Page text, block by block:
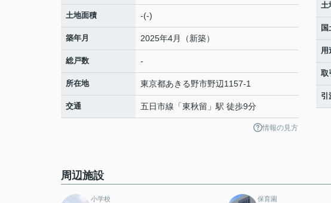
土地面積 -(-)
築年月 2025年4月（新築）
総戸数 -
所在地 東京都あきる野市野辺 1157-1
交通 五日市線 「東秋留 」駅 徒歩9分
情報の見方
土
国
用
取
引
周辺施設
小学校 保育園